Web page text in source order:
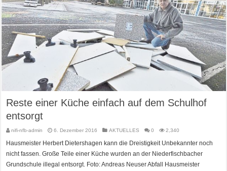
Reste einer Küche einfach auf dem Schulhof
entsorgt
nifi-nfb-admin 6. Dezember 2016 AKTUELLES 0 2,340
Hausmeister Herbert Dietershagen kann die Dreistigkeit Unbekannter noch
nicht fassen. Große Teile einer Küche wurden an der Niederfischbacher
Grundschule illegal entsorgt. Foto: Andreas Neuser Abfall Hausmeister